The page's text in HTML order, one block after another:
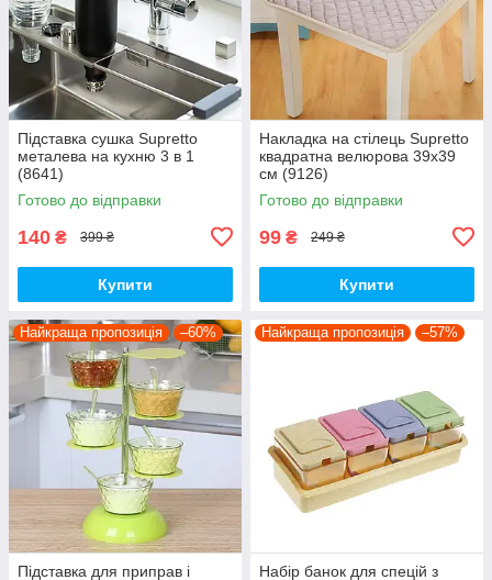
Підставка сушка Supretto
металева на кухню 3 в 1
(8641)
Готово до відправки
140 ₴ 399 ₴
Купити
Накладка на стілець Supretto
квадратна велюрова 39x39
см (9126)
Готово до відправки
99 ₴ 249 ₴
Купити
Найкраща пропозиція –60%
Підставка для приправ і
Найкраща пропозиція –57%
Набір банок для спецій з